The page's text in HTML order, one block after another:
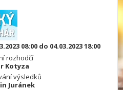
08:00 do 04.03.2023 18:00
rozhodčí
Kotyza
výsledků
Juránek